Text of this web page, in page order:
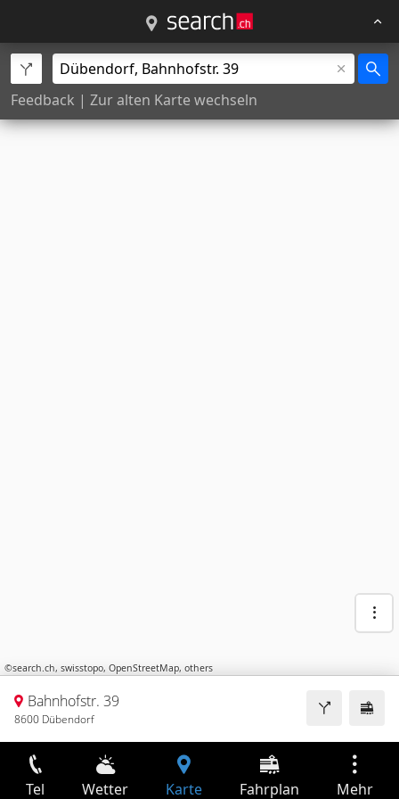
Feedback | Zur alten Karte wechseln
©search.ch, swisstopo, OpenStreetMap, others
Bahnhofstr. 39
8600 Dübendorf
Tel Wetter Karte Fahrplan Mehr